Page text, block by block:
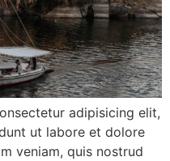
adipisicing elit,
ut labore et dolore
veniam, quis nostrud